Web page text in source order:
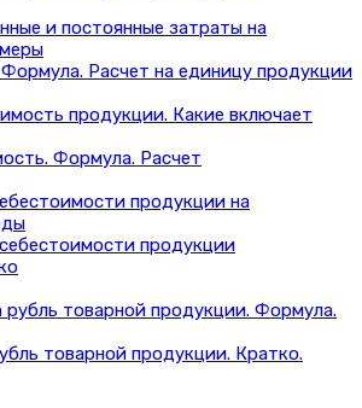
Расчет на единицу продукции
Формула. Расчет
продукции
товарной продукции. Кратко.